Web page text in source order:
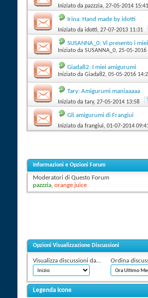
Iniziato da pazzzia‎, 27-05-2014 15:41
Irina: Hand made by idotti
Iniziato da idotti‎, 27-07-2013 11:31
SUSANNA_0: Vi presento i
Iniziato da SUSANNA_0‎, 25-05-2016
Giada82: I miei amigurumi
Iniziato da Giada82‎, 05-05-2016
Tary: Amigurumi maniaaaaa
Iniziato da tary‎, 27-05-2014 13:58
Gli amigurumi di Frangiui
Iniziato da frangiui‎, 01-07-2014
Informazioni e Opzioni Forum
Moderatori di Questo Forum
pazzzia, orange juice
Opzioni Visualizzazione Discussioni
Visualizza discussioni da... Ordina
Legenda Icone